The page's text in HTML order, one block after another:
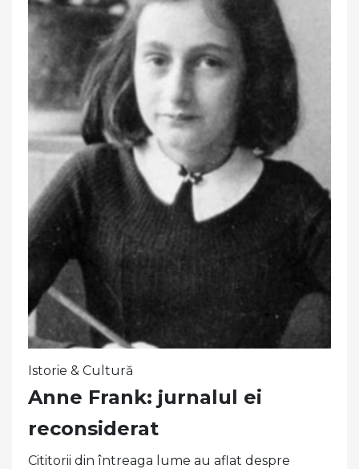
Istorie & Cultură
Anne Frank: jurnalul ei
reconsiderat
Cititorii din întreaga lume au aflat despre